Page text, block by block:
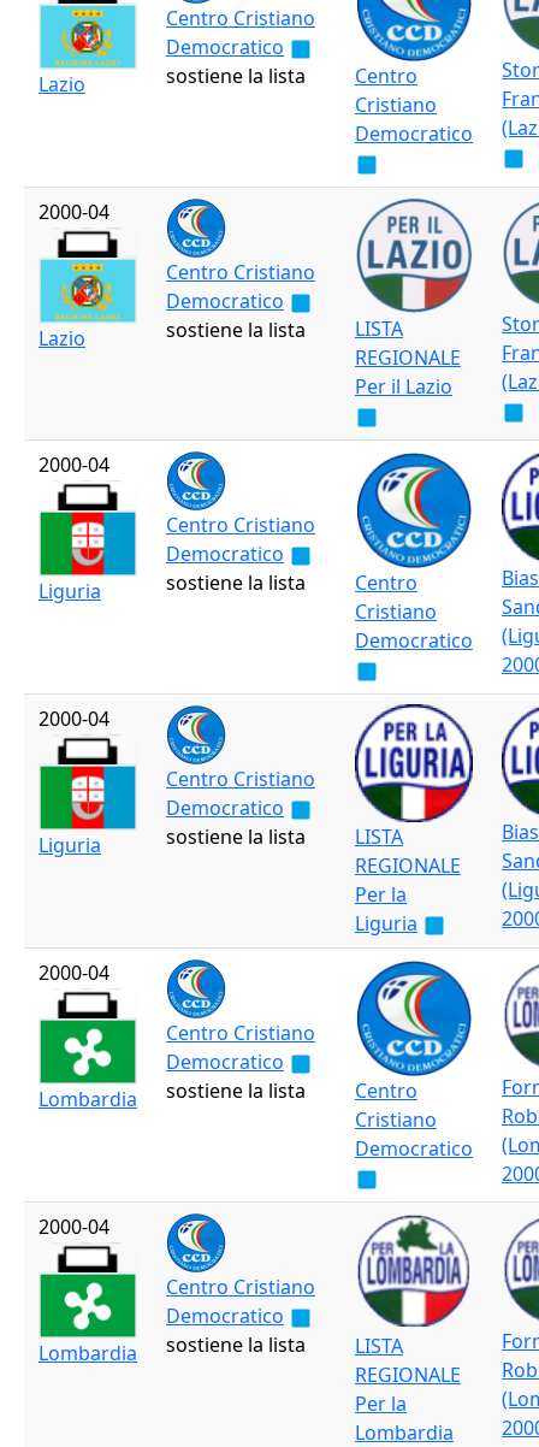
Lazio
Centro Cristiano
Democratico
sostiene la lista
Centro
Cristiano
Democratico
2000-04
Lazio
Centro Cristiano
Democratico
sostiene la lista
LISTA
REGIONALE
Per il Lazio
2000-04
Liguria
Centro Cristiano
Democratico
sostiene la lista
Centro
Cristiano
Democratico
2000-04
Liguria
Centro Cristiano
Democratico
sostiene la lista
LISTA
REGIONALE
Per la
Liguria
2000-04
Lombardia
Centro Cristiano
Democratico
sostiene la lista
Centro
Cristiano
Democratico
2000-04
Lombardia
Centro Cristiano
Democratico
sostiene la lista
LISTA
REGIONALE
Per la
Lombardia